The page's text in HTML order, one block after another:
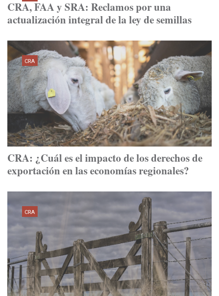
CRA, FAA y SRA: Reclamos por una
actualización integral de la ley de semillas
CRA
CRA: ¿Cuál es el impacto de los derechos de
exportación en las economías regionales?
CRA